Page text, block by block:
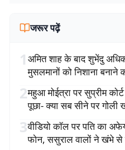
जरूर पढ़ें
1अमित शाह के बाद शुभेंदु
मुसलमानों को निशाना बनाने
2महुआ मोईत्रा पर सुप्रीम
पूछा- क्या सब सीने पर गोली
3वीडियो कॉल पर पति का
फोन, ससुराल वालों ने खंभे से